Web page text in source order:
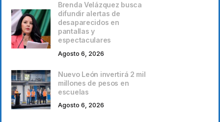
Brenda Velázquez busca
difundir alertas de
desaparecidos en
pantallas y
espectaculares
Agosto 6, 2026
Nuevo León invertirá 2 mil
millones de pesos en
escuelas
Agosto 6, 2026